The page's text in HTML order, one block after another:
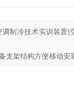
调制冷技术实训装置|
支架结构方便移动安
可对空调机中的制冷